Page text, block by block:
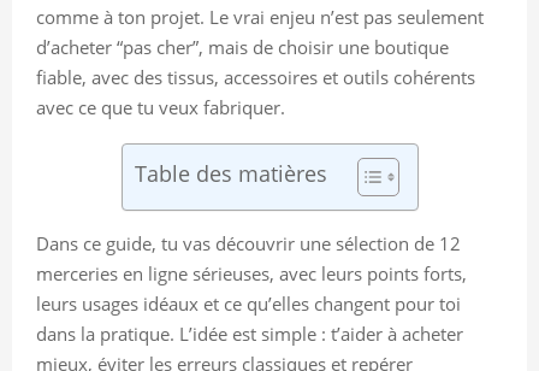
comme à ton projet. Le vrai enjeu n’est pas seulement
d’acheter “pas cher”, mais de choisir une boutique
fiable, avec des tissus, accessoires et outils cohérents
avec ce que tu veux fabriquer.
Table des matières
Dans ce guide, tu vas découvrir une sélection de 12
merceries en ligne sérieuses, avec leurs points forts,
leurs usages idéaux et ce qu’elles changent pour toi
dans la pratique. L’idée est simple : t’aider à acheter
mieux, éviter les erreurs classiques et repérer